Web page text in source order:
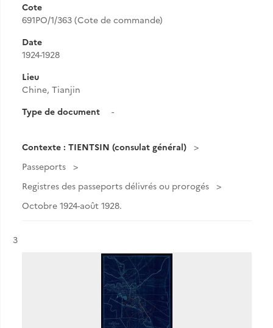
Cote
691PO/1/363 (Cote de commande)
Date
1924-1928
Lieu
Chine, Tianjin
Type de document
-
Contexte : TIENTSIN (consulat général)
Passeports
Registres des passeports délivrés ou prorogés
Octobre 1924-août 1928.
Résultat n°
3